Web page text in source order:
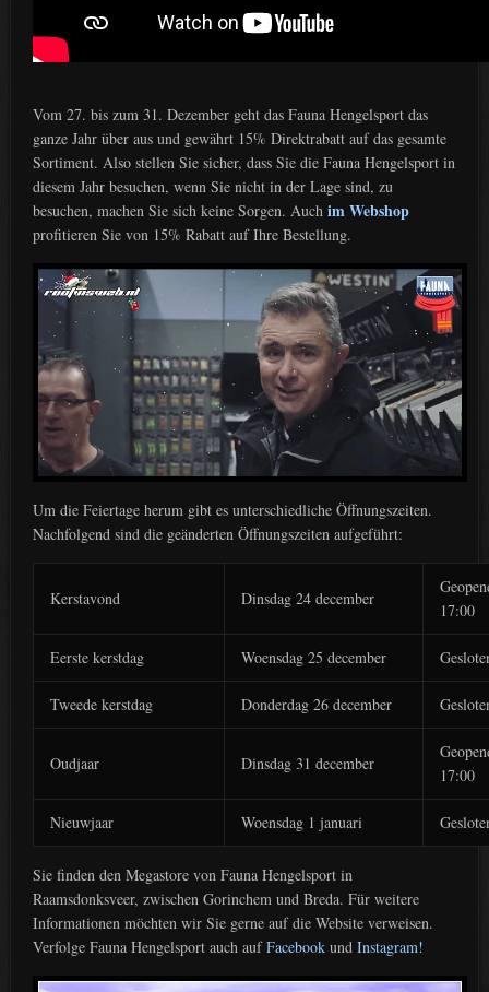
Vom 27. bis zum 31. Dezember geht das Fauna Hengelsport das
ganze Jahr über aus und gewährt 15% Direktrabatt auf das gesamte
Sortiment. Also stellen Sie sicher, dass Sie die Fauna Hengelsport in
diesem Jahr besuchen, wenn Sie nicht in der Lage sind, zu
besuchen, machen Sie sich keine Sorgen. Auch im Webshop
profitieren Sie von 15% Rabatt auf Ihre Bestellung.
Um die Feiertage herum gibt es unterschiedliche Öffnungszeiten.
Nachfolgend sind die geänderten Öffnungszeiten aufgeführt:
Kerstavond Dinsdag 24 december
17:00
Eerste kerstdag Woensdag 25 december
Tweede kerstdag Donderdag 26 december
Oudjaar Dinsdag 31 december
17:00
Nieuwjaar Woensdag 1 januari
Sie finden den Megastore von Fauna Hengelsport in
Raamsdonksveer, zwischen Gorinchem und Breda. Für weitere
Informationen möchten wir Sie gerne auf die Website verweisen.
Verfolge Fauna Hengelsport auch aufFacebook und Instagram!